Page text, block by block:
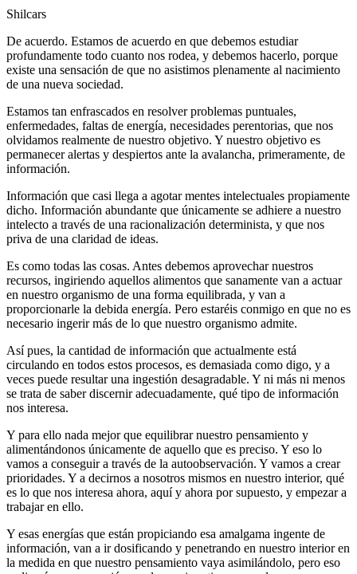
Shilcars
De acuerdo. Estamos de acuerdo en que debemos estudiar
profundamente todo cuanto nos rodea, y debemos hacerlo, porque
existe una sensación de que no asistimos plenamente al nacimiento
de una nueva sociedad.
Estamos tan enfrascados en resolver problemas puntuales,
enfermedades, faltas de energía, necesidades perentorias, que nos
olvidamos realmente de nuestro objetivo. Y nuestro objetivo es
permanecer alertas y despiertos ante la avalancha, primeramente, de
información.
Información que casi llega a agotar mentes intelectuales propiamente
dicho. Información abundante que únicamente se adhiere a nuestro
intelecto a través de una racionalización determinista, y que nos
priva de una claridad de ideas.
Es como todas las cosas. Antes debemos aprovechar nuestros
recursos, ingiriendo aquellos alimentos que sanamente van a actuar
en nuestro organismo de una forma equilibrada, y van a
proporcionarle la debida energía. Pero estaréis conmigo en que no es
necesario ingerir más de lo que nuestro organismo admite.
Así pues, la cantidad de información que actualmente está
circulando en todos estos procesos, es demasiada como digo, y a
veces puede resultar una ingestión desagradable. Y ni más ni menos
se trata de saber discernir adecuadamente, qué tipo de información
nos interesa.
Y para ello nada mejor que equilibrar nuestro pensamiento y
alimentándonos únicamente de aquello que es preciso. Y eso lo
vamos a conseguir a través de la autoobservación. Y vamos a crear
prioridades. Y a decirnos a nosotros mismos en nuestro interior, qué
es lo que nos interesa ahora, aquí y ahora por supuesto, y empezar a
trabajar en ello.
Y esas energías que están propiciando esa amalgama ingente de
información, van a ir dosificando y penetrando en nuestro interior en
la medida en que nuestro pensamiento vaya asimilándolo, pero eso